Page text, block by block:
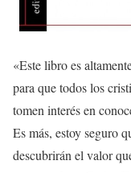
«Este libro es
para que todos los
tomen interés en
Es más, estoy seguro
descubrirán el valor